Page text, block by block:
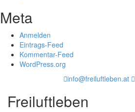
Meta
Anmelden
Eintrags-Feed
Kommentar-Feed
WordPress.org
info@freiluftleben.at
Freiluftleben